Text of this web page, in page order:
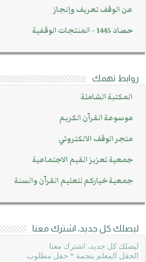
عن الوقف تعريف وإنجاز
حصاد 1445 - المنتجات الوقفية
روابط تهمك
المكتبة الشاملة
موسوعة القرآن الكريم
متجر الوقف الالكتروني
جمعية تعزيز القيم الاجتماعية
جمعية خياركم لتعليم القرآن والسنة
ليصلك كل جديد، اشترك معنا
ليصلك كل جديد، اشترك معنا
الحقل المعلم بنجمة * حقل مطلوب